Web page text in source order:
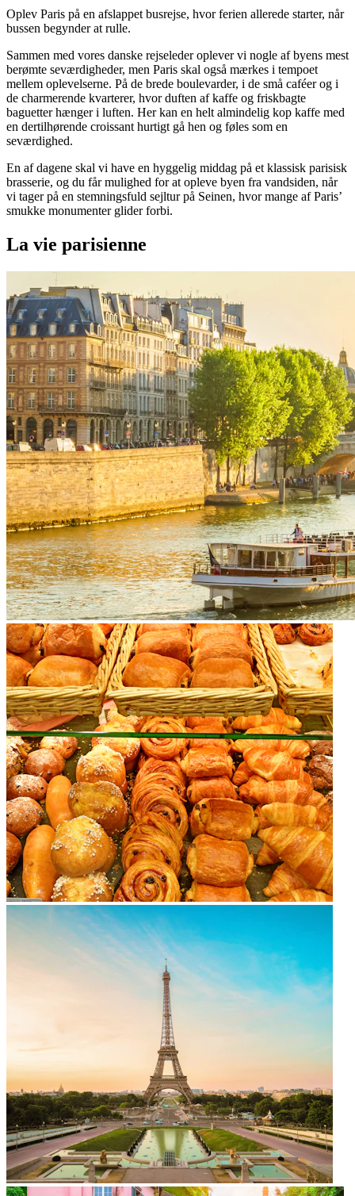
Oplev Paris på en afslappet busrejse, hvor ferien allerede starter, når
bussen begynder at rulle.
Sammen med vores danske rejseleder oplever vi nogle af byens mest
berømte seværdigheder, men Paris skal også mærkes i tempoet
mellem oplevelserne. På de brede boulevarder, i de små caféer og i
de charmerende kvarterer, hvor duften af kaffe og friskbagte
baguetter hænger i luften. Her kan en helt almindelig kop kaffe med
en dertilhørende croissant hurtigt gå hen og føles som en
seværdighed.
En af dagene skal vi have en hyggelig middag på et klassisk parisisk
brasserie, og du får mulighed for at opleve byen fra vandsiden, når
vi tager på en stemningsfuld sejltur på Seinen, hvor mange af Paris’
smukke monumenter glider forbi.
La vie parisienne